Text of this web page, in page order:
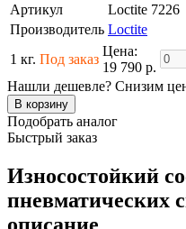
Артикул
Loctite 7226
Производитель Loctite
1 кг. Под заказ
Цена:
19 790 р.
Нашли дешевле? Снизим
Подобрать аналог
Быстрый заказ
Износостойкий
пневматических
описание